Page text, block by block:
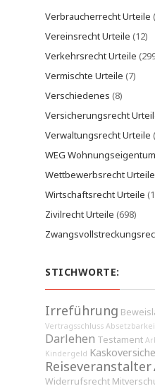
Verbraucherrecht Urteile
Vereinsrecht Urteile (12)
Verkehrsrecht Urteile
Vermischte Urteile (7)
Verschiedenes (8)
Versicherungsrecht
Verwaltungsrecht Urteile
WEG
Wettbewerbsrecht Urteile
Wirtschaftsrecht Urteile
Zivilrecht Urteile (698)
STICHWORTE:
Irreführung
Vertragsschluss
Darlehen Testament
Kindergeld
Reiseveranstalter
Widerrufsrecht